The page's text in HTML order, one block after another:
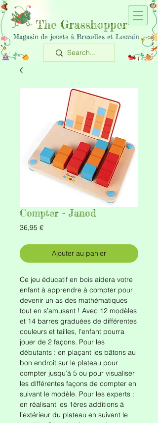
The Grasshopper
Magasin de jouets à Bruxelles et Louvain
Compter - Janod
36,95 €Prix
Ajouter au panier
Ce jeu éducatif en bois aidera votre
enfant à apprendre à compter pour
devenir un as des mathématiques
tout en s’amusant ! Avec 12 modèles
et 14 barres graduées de différentes
couleurs et tailles, l’enfant pourra
jouer de 2 façons. Pour les
débutants : en plaçant les bâtons au
bon endroit sur le plateau pour
compter jusqu’à 5 ou pour visualiser
les différentes façons de compter en
suivant le modèle. Pour les experts :
en réalisant les 1ères additions à
l’extérieur du plateau en suivant le
modèle. Combien font une barre